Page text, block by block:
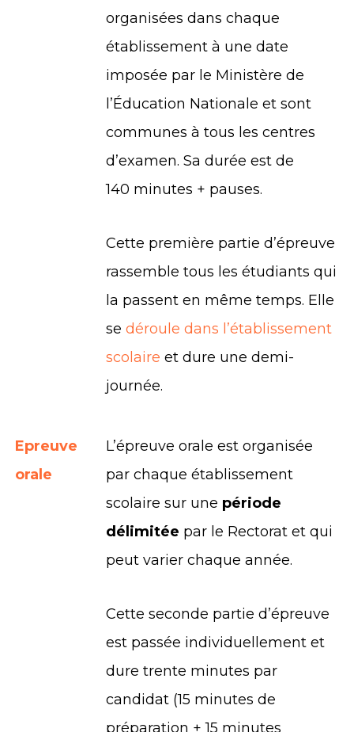
organisées dans chaque
établissement à une date
imposée par le Ministère de
l’Éducation Nationale et sont
communes à tous les centres
d’examen. Sa durée est de
140 minutes + pauses.
Cette première partie d’épreuve
rassemble tous les étudiants qui
la passent en même temps. Elle
se déroule dans l’établissement
scolaire et dure une demi-
journée.
Epreuve
orale
L’épreuve orale est organisée
par chaque établissement
scolaire sur une période
délimitée par le Rectorat et qui
peut varier chaque année.
Cette seconde partie d’épreuve
est passée individuellement et
dure trente minutes par
candidat (15 minutes de
préparation + 15 minutes